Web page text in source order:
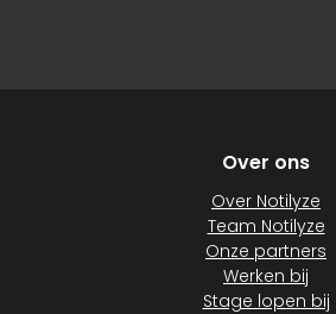
Over ons
Over Notilyze
Team Notilyze
Onze partners
Werken bij
Stage lopen bij